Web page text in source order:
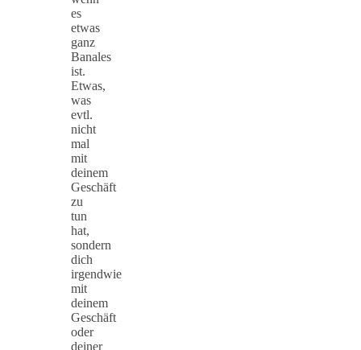
es
etwas
ganz
Banales
ist.
Etwas,
was
evtl.
nicht
mal
mit
deinem
Geschäft
zu
tun
hat,
sondern
dich
irgendwie
mit
deinem
Geschäft
oder
deiner